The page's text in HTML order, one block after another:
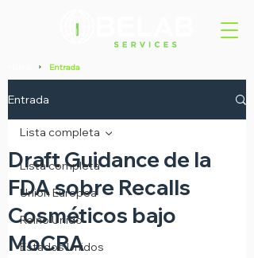
> Entrada
Entrada
Lista completa
Union Europea
Reino Unido
Estados Unidos
Lista completa
Draft Guidance de la
FDA sobre Recalls
Cosméticos bajo
MoCRA